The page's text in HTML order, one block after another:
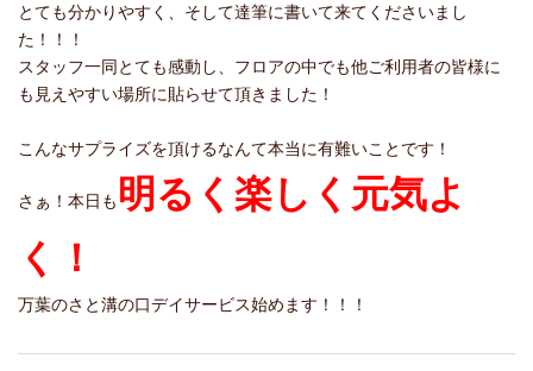
とても分かりやすく、そして達筆に書いて来てくださいまし
た！！！
スタッフ一同とても感動し、フロアの中でも他ご利用者の皆様に
も見えやすい場所に貼らせて頂きました！
こんなサプライズを頂けるなんて本当に有難いことです！
さぁ！本日も 明るく楽しく元気よ
く！
万葉のさと溝の口デイサービス始めます！！！